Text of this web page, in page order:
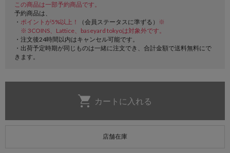
この商品は一部予約商品です。
予約商品は、
・ ポイントが5%以上！ （会員ステータスに準ずる）
※
※ 3COINS、Lattice、baseyard tokyoは対象外です。
・注文後24時間以内はキャンセル可能です。
・出荷予定時期が同じものは一緒に注文でき、合計金額で送料無料にで
きます。
店舗在庫